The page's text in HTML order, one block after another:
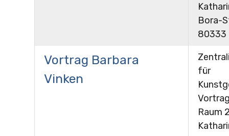
Bora-
80333
Vortrag Barbara
Vinken
für
Raum